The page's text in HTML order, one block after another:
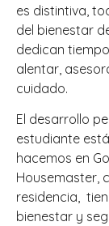
es distintiva,
del bienestar
dedican
alentar,
cuidado.
El desarrollo
estudiante
hacemos en
Housemaster,
residencia,
bienestar y